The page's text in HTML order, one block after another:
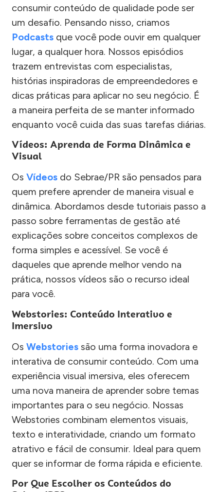
consumir conteúdo de qualidade pode ser
um desafio. Pensando nisso, criamos
Podcasts que você pode ouvir em qualquer
lugar, a qualquer hora. Nossos episódios
trazem entrevistas com especialistas,
histórias inspiradoras de empreendedores e
dicas práticas para aplicar no seu negócio. É
a maneira perfeita de se manter informado
enquanto você cuida das suas tarefas diárias.
Vídeos: Aprenda de Forma Dinâmica e
Visual
Os Vídeos do Sebrae/PR são pensados para
quem prefere aprender de maneira visual e
dinâmica. Abordamos desde tutoriais passo a
passo sobre ferramentas de gestão até
explicações sobre conceitos complexos de
forma simples e acessível. Se você é
daqueles que aprende melhor vendo na
prática, nossos vídeos são o recurso ideal
para você.
Webstories: Conteúdo Interativo e
Imersivo
Os Webstories são uma forma inovadora e
interativa de consumir conteúdo. Com uma
experiência visual imersiva, eles oferecem
uma nova maneira de aprender sobre temas
importantes para o seu negócio. Nossas
Webstories combinam elementos visuais,
texto e interatividade, criando um formato
atrativo e fácil de consumir. Ideal para quem
quer se informar de forma rápida e eficiente.
Por Que Escolher os Conteúdos do